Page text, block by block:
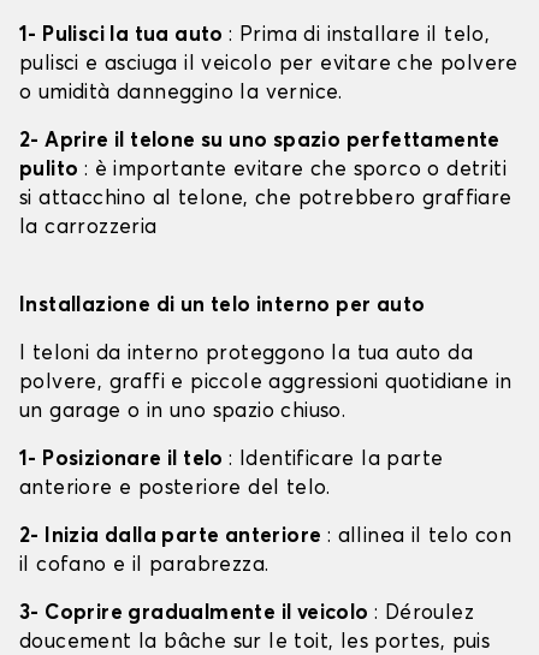
1- Pulisci la tua auto: Prima di installare il telo,
pulisci e asciuga il veicolo per evitare che polvere
o umidità danneggino la vernice.
2- Aprire il telone su uno spazio perfettamente
pulito : è importante evitare che sporco o detriti
si attacchino al telone, che potrebbero graffiare
la carrozzeria
Installazione di un telo interno per auto
I teloni da interno proteggono la tua auto da
polvere, graffi e piccole aggressioni quotidiane in
un garage o in uno spazio chiuso.
1- Posizionare il telo: Identificare la parte
anteriore e posteriore del telo.
2- Inizia dalla parte anteriore : allinea il telo con
il cofano e il parabrezza.
3- Coprire gradualmente il veicolo : Déroulez
doucement la bâche sur le toit, les portes, puis